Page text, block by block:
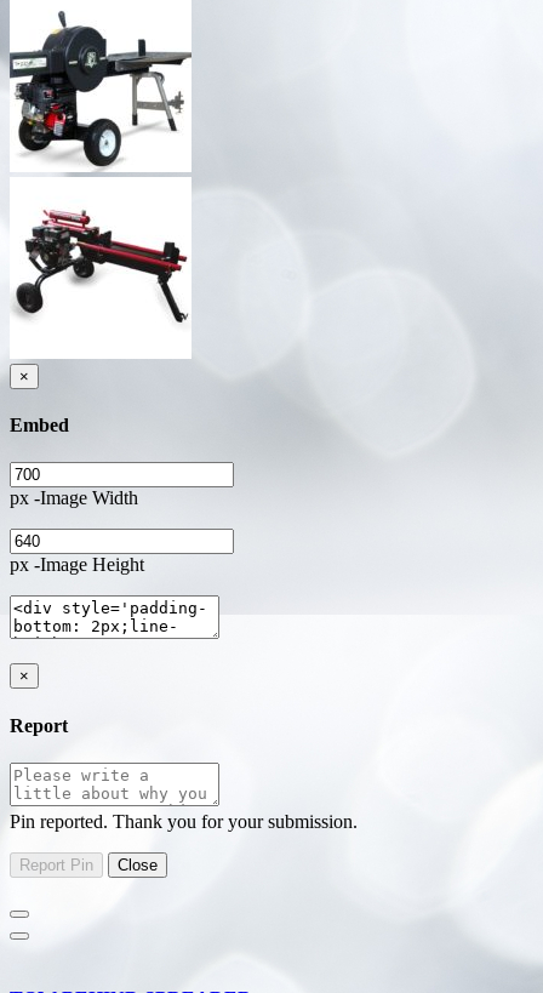
×
Embed
px -Image Width
px -Image Height
×
Report
Pin reported. Thank you for your submission.